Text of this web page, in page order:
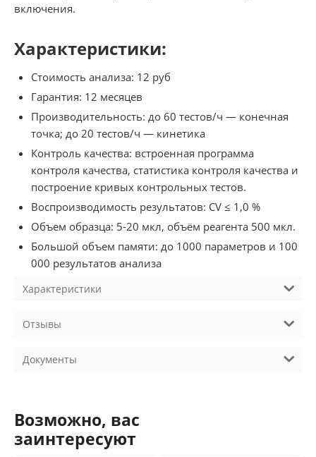
включения.
Характеристики:
Стоимость анализа: 12 руб
Гарантия: 12 месяцев
Производительность: до 60 тестов/ч — конечная
точка; до 20 тестов/ч — кинетика
Контроль качества: встроенная программа
контроля качества, статистика контроля качества и
построение кривых контрольных тестов.
Воспроизводимость результатов: CV ≤ 1,0 %
Объем образца: 5-20 мкл, объём реагента 500 мкл.
Большой объем памяти: до 1000 параметров и 100
000 результатов анализа
Характеристики
Отзывы
Документы
Возможно, вас
заинтересуют